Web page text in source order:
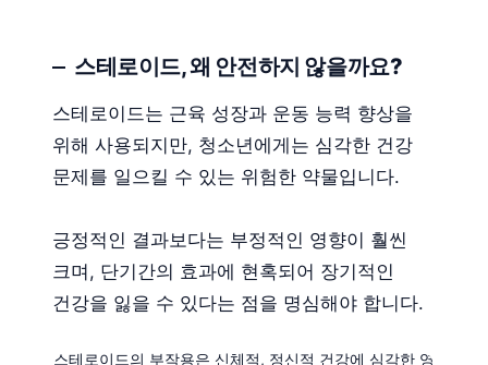
스테로이드, 왜 안전하지 않을까요?
스테로이드는 근육 성장과 운동 능력 향상을
위해 사용되지만, 청소년에게는 심각한 건강
문제를 일으킬 수 있는 위험한 약물입니다.
긍정적인 결과보다는 부정적인 영향이 훨씬
크며, 단기간의 효과에 현혹되어 장기적인
건강을 잃을 수 있다는 점을 명심해야 합니다.
스테로이드의 부작용은 신체적, 정신적 건강에 심각한 영